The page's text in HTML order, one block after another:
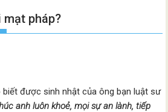
mạt pháp?
được sinh nhật của ông bạn luật sư
anh luôn khoẻ, mọi sự an lành, tiếp